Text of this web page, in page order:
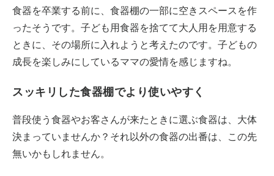
食器を卒業する前に、食器棚の一部に空きスペースを作
ったそうです。子ども用食器を捨てて大人用を用意する
ときに、その場所に入れようと考えたのです。子どもの
成長を楽しみにしているママの愛情を感じますね。
スッキリした食器棚でより使いやすく
普段使う食器やお客さんが来たときに選ぶ食器は、大体
決まっていませんか？それ以外の食器の出番は、この先
無いかもしれません。